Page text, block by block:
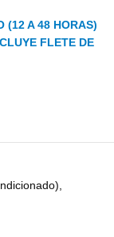
(12 A 48 HORAS)
FLETE DE
,